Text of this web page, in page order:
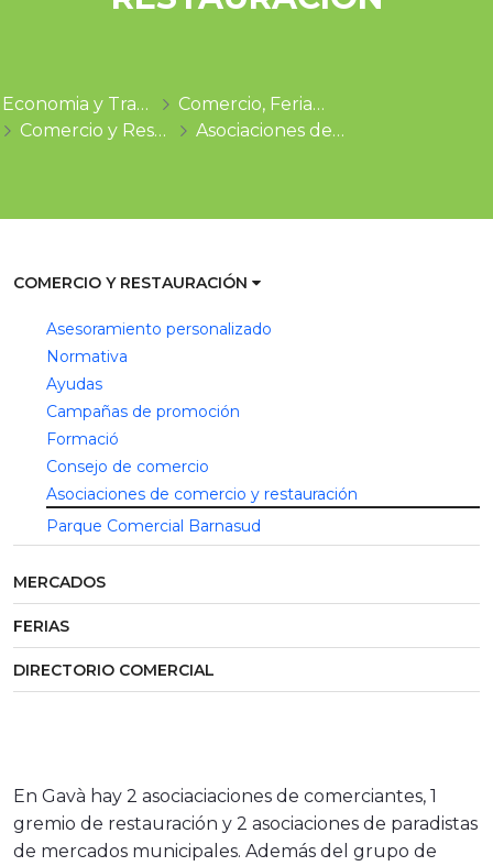
Economia y Trabajo
Comercio, Ferias y Mercados
Comercio y Restauración
Asociaciones de comercio y restauración
COMERCIO Y RESTAURACIÓN
Asesoramiento personalizado
Normativa
Ayudas
Campañas de promoción
Formació
Consejo de comercio
Asociaciones de comercio y restauración
Parque Comercial Barnasud
MERCADOS
FERIAS
DIRECTORIO COMERCIAL
En Gavà hay 2 asociaciaciones de comerciantes, 1
gremio de restauración y 2 asociaciones de paradistas
de mercados municipales. Además del grupo de